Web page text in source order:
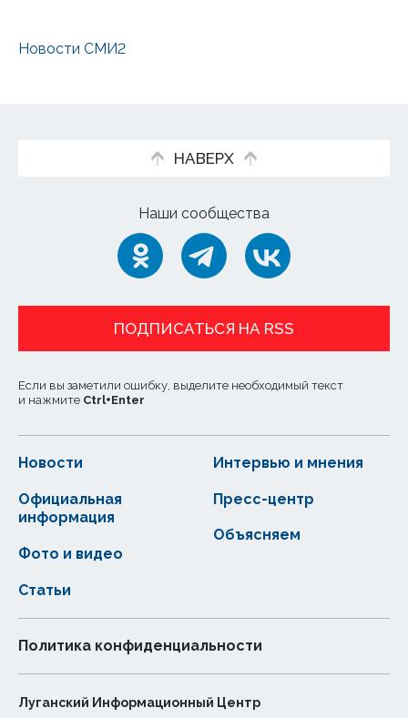
Новости СМИ2
НАВЕРХ
Наши сообщества
ПОДПИСАТЬСЯ НА RSS
Если вы заметили ошибку, выделите необходимый текст
и нажмите Ctrl+Enter
Новости
Статьи
Официальная
информация
Интервью и мнения
Фото и видео
Пресс-центр
Объясняем
Политика конфиденциальности
Луганский Информационный Центр